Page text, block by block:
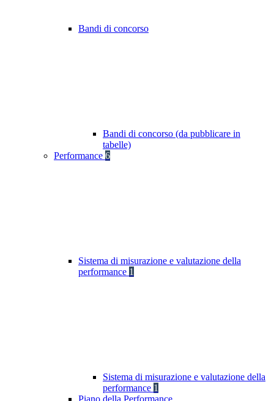
Bandi di concorso
Bandi di concorso (da pubblicare in
tabelle)
Performance 6
Sistema di misurazione e valutazione della
performance 1
Sistema di misurazione e valutazione della
performance 1